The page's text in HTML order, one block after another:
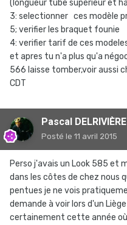
(longueur tube supérieur et
3: selectionner ces modèle
5; verifier les braquet founie
4: verifier tarif de ces
et apres tu n'a plus qu'a
566 laisse tomber,voir aussi
CDT
Pascal DELRIVIÈRE
Posté le 11 avril 2015
Perso j'avais un Look 585 et
dans les côtes de chez
pentues je ne vois
demande à voir lors d'un
certainement cette année où